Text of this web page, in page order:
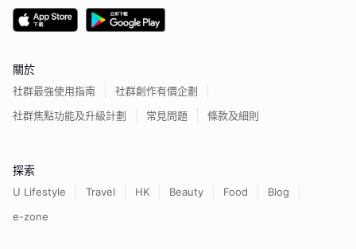
關於
社群最強使用指南
社群創作有價企劃
社群焦點功能及升級計劃
常見問題 條款及細則
探索
U Lifestyle Travel HK Beauty Food
Blog
e-zone